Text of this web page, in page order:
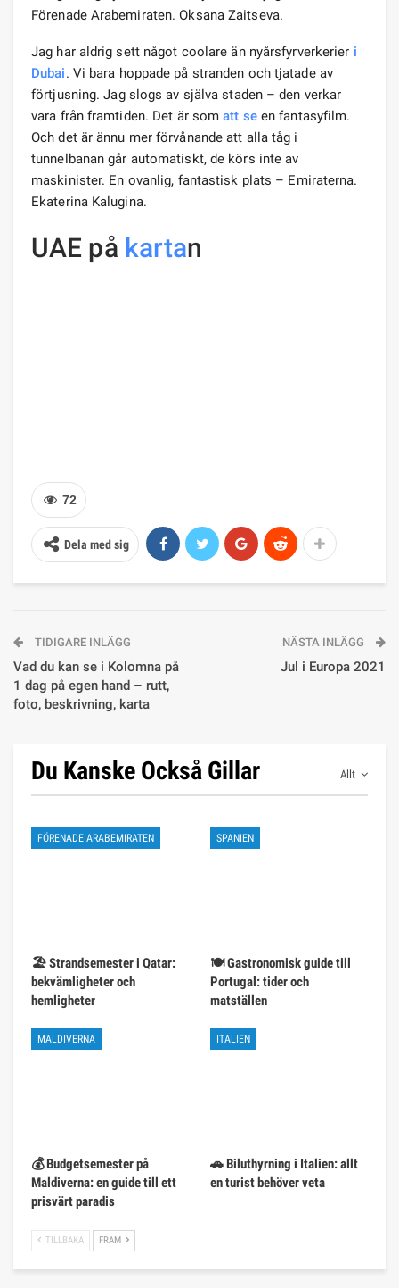
Förenade Arabemiraten. Oksana Zaitseva.
Jag har aldrig sett något coolare än nyårsfyrverkerier i
Dubai. Vi bara hoppade på stranden och tjatade av
förtjusning. Jag slogs av själva staden – den verkar
vara från framtiden. Det är somatt seen fantasyfilm.
Och det är ännu mer förvånande att alla tåg i
tunnelbanan går automatiskt, de körs inte av
maskinister. En ovanlig, fantastisk plats – Emiraterna.
Ekaterina Kalugina.
UAE på kartan
72
Dela med sig
TIDIGARE INLÄGG
Vad du kan se i Kolomna på
1 dag på egen hand – rutt,
foto, beskrivning, karta
NÄSTA INLÄGG
Jul i Europa 2021
Allt
Du Kanske Också Gillar
FÖRENADE ARABEMIRATEN
🏖️ Strandsemester i Qatar:
bekvämligheter och
hemligheter
SPANIEN
🍽️ Gastronomisk guide till
Portugal: tider och
matställen
MALDIVERNA
💰 Budgetsemester på
Maldiverna: en guide till ett
prisvärt paradis
ITALIEN
🚗 Biluthyrning i Italien: allt
en turist behöver veta
TILLBAKA FRAM